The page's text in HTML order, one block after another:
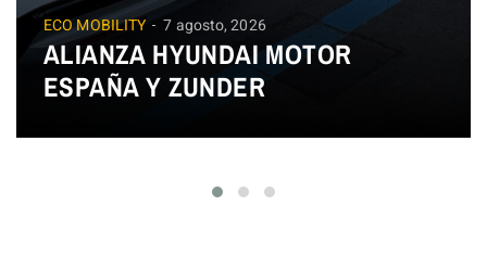
ECO MOBILITY 7 agosto, 2026
ALIANZA HYUNDAI MOTOR
ESPAÑA Y ZUNDER